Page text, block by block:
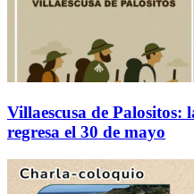
Villaescusa de Palositos:
regresa el 30 de mayo